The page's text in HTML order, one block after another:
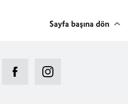
Sayfa başına dön